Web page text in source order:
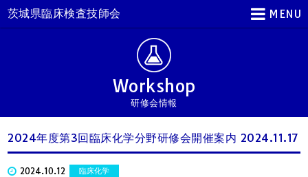
MENU
茨城県臨床検査技師会
Workshop
研修会情報
2024年度第3回臨床化学分野研修会開催案内 2024.11.17
2024.10.12 臨床化学